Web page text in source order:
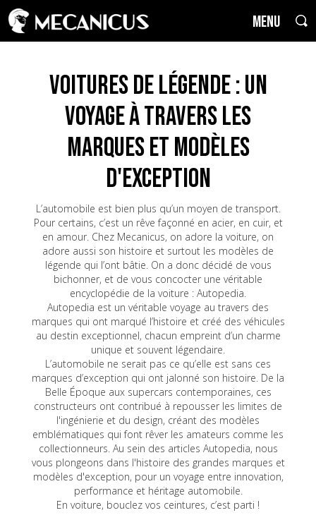
MENU
Voitures de Légende : un
voyage à travers les
marques et modèles
d'exception
L’automobile est bien plus qu’un moyen de transport.
Pour certains, c’est un rêve façonné en acier, en cuir, et
en amour. Chez Mecanicus, on adore la voiture, on
adore aussi son histoire et surtout les modèles de
légende qui l’ont bâtie. On a donc décidé de vous
bichonner, et de vous concocter une véritable
encyclopédie de la voiture : Autopedia.
Autopedia est un véritable voyage au travers des
marques qui ont marqué l’histoire et créé des véhicules
au destin exceptionnel, chacun empreint d’un charme
unique et souvent légendaire.
L’automobile ne serait pas ce qu’elle est sans ces
marques d’exception qui ont jalonné son histoire. De la
Belle Époque aux supercars contemporaines, ces
constructeurs ont contribué à repousser les limites de
l'ingénierie et du design, créant des modèles
emblématiques qui font rêver les amateurs comme les
collectionneurs. Au sein des articles Autopedia, nous
vous plongeons dans l'histoire des grandes marques et
modèles d'exception, pour un voyage entre innovation,
performance et héritage automobile.
En voiture, bouclez vos ceintures, c’est parti !